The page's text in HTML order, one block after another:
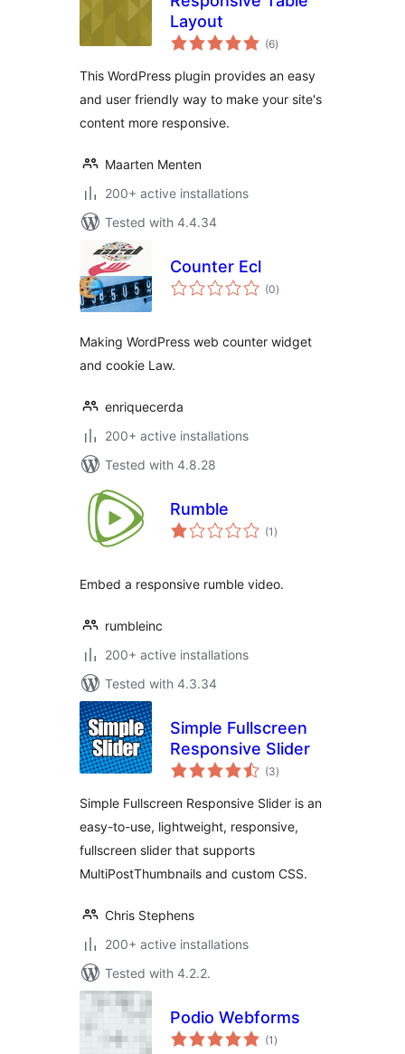
Layout
(6total
ratings
)
This WordPress plugin provides an easy
and user friendly way to make your site's
content more responsive.
Maarten Menten
200+ active installations
Tested with 4.4.34
Counter Ecl
(0total
ratings
)
Making WordPress web counter widget
and cookie Law.
enriquecerda
200+ active installations
Tested with 4.8.28
Rumble
(1 total
ratings
)
Embed a responsive rumble video.
rumbleinc
200+ active installations
Tested with 4.3.34
Simple Fullscreen
Responsive Slider
(3total
ratings
)
Simple Fullscreen Responsive Slider is an
easy-to-use, lightweight, responsive,
fullscreen slider that supports
MultiPostThumbnails and custom CSS.
Chris Stephens
200+ active installations
Tested with 4.2.2.
Podio Webforms
(1 total
ratings
)